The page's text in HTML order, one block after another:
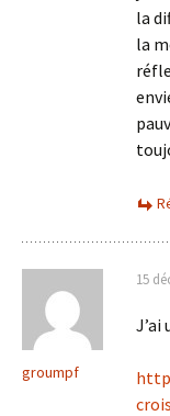
la
la
groumpf
15
J’ai